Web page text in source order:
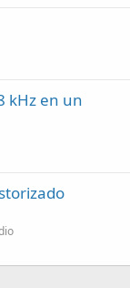
kHz en un